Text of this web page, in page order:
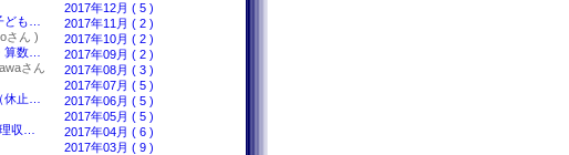
さん )
さん
2017年12月 ( 5 )
2017年11月 ( 2 )
2017年10月 ( 2 )
2017年09月 ( 2 )
2017年08月 ( 3 )
2017年07月 ( 5 )
2017年06月 ( 5 )
2017年05月 ( 5 )
2017年04月 ( 6 )
2017年03月 ( 9 )